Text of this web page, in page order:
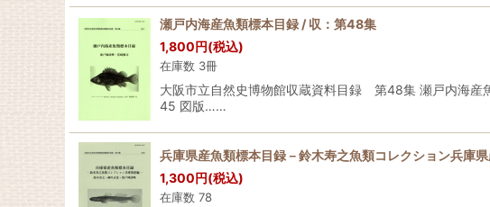
瀬戸内海産魚類標本目録 / 収：第48集
1,800円(税込)
在庫数 3冊
大阪市立自然史博物館収蔵資料目録 第48集 瀬戸内海
45 図版……
兵庫県産魚類標本目録－鈴木寿之魚類コレクション兵庫
1,300円(税込)
在庫数 78